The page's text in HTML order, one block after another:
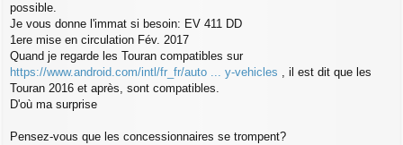
possible.
Je vous donne l'immat si besoin: EV 411 DD
1ere mise en circulation Fév. 2017
Quand je regarde les Touran compatibles sur
https://www.android.com/intl/fr_fr/auto ... y-vehicles , il est dit que les
Touran 2016 et après, sont compatibles.
D'où ma surprise
Pensez-vous que les concessionnaires se trompent?